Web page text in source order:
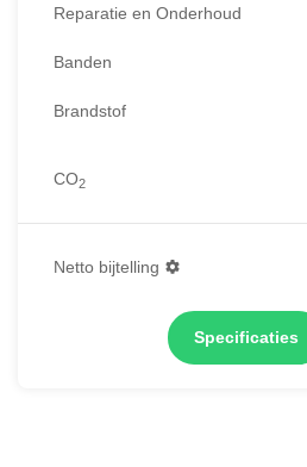
Reparatie en Onderhoud
Banden
Brandstof
CO2
Netto bijtelling
Specificaties